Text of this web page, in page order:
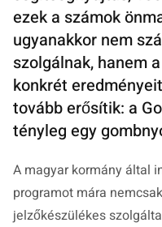
ezek a számok
ugyanakkor nem
szolgálnak, hanem
konkrét
tovább erősítik: a
tényleg egy
A magyar kormány által
programot mára
jelzőkészülékes